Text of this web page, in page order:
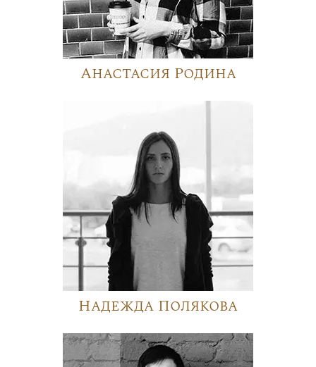
Анастасия Родина
Надежда Полякова